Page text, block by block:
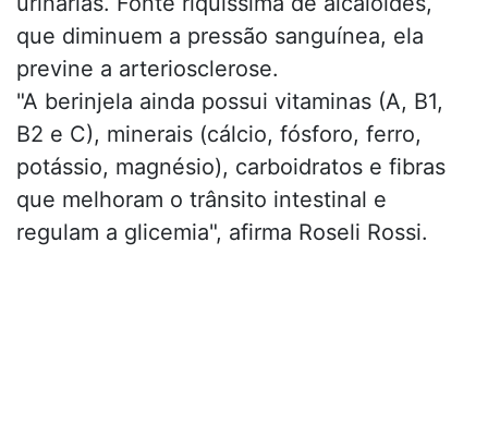
que diminuem a pressão sanguínea, ela
previne a arteriosclerose.
"A berinjela ainda possui vitaminas (A, B1,
B2 e C), minerais (cálcio, fósforo, ferro,
potássio, magnésio), carboidratos e fibras
que melhoram o trânsito intestinal e
regulam a glicemia", afirma Roseli Rossi.